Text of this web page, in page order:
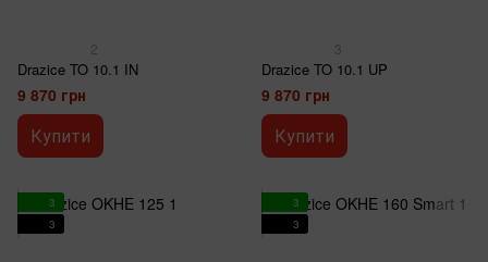
2
Drazice TO 10.1 IN
9 870 грн
Купити
3
Drazice TO 10.1 UP
9 870 грн
Купити
3
3
3
3